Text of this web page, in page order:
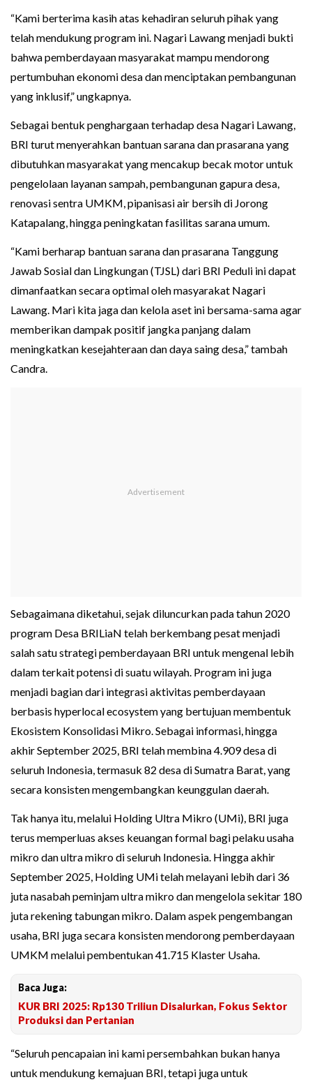
“Kami berterima kasih atas kehadiran seluruh pihak yang
telah mendukung program ini. Nagari Lawang menjadi bukti
bahwa pemberdayaan masyarakat mampu mendorong
pertumbuhan ekonomi desa dan menciptakan pembangunan
yang inklusif,” ungkapnya.
Sebagai bentuk penghargaan terhadap desa Nagari Lawang,
BRI turut menyerahkan bantuan sarana dan prasarana yang
dibutuhkan masyarakat yang mencakup becak motor untuk
pengelolaan layanan sampah, pembangunan gapura desa,
renovasi sentra UMKM, pipanisasi air bersih di Jorong
Katapalang, hingga peningkatan fasilitas sarana umum.
“Kami berharap bantuan sarana dan prasarana Tanggung
Jawab Sosial dan Lingkungan (TJSL) dari BRI Peduli ini dapat
dimanfaatkan secara optimal oleh masyarakat Nagari
Lawang. Mari kita jaga dan kelola aset ini bersama-sama agar
memberikan dampak positif jangka panjang dalam
meningkatkan kesejahteraan dan daya saing desa,” tambah
Candra.
Sebagaimana diketahui, sejak diluncurkan pada tahun 2020
program Desa BRILiaN telah berkembang pesat menjadi
salah satu strategi pemberdayaan BRI untuk mengenal lebih
dalam terkait potensi di suatu wilayah. Program ini juga
menjadi bagian dari integrasi aktivitas pemberdayaan
berbasis hyperlocal ecosystem yang bertujuan membentuk
Ekosistem Konsolidasi Mikro. Sebagai informasi, hingga
akhir September 2025, BRI telah membina 4.909 desa di
seluruh Indonesia, termasuk 82 desa di Sumatra Barat, yang
secara konsisten mengembangkan keunggulan daerah.
Tak hanya itu, melalui Holding Ultra Mikro (UMi), BRI juga
terus memperluas akses keuangan formal bagi pelaku usaha
mikro dan ultra mikro di seluruh Indonesia. Hingga akhir
September 2025, Holding UMi telah melayani lebih dari 36
juta nasabah peminjam ultra mikro dan mengelola sekitar 180
juta rekening tabungan mikro. Dalam aspek pengembangan
usaha, BRI juga secara konsisten mendorong pemberdayaan
UMKM melalui pembentukan 41.715 Klaster Usaha.
Baca Juga:
KUR BRI 2025: Rp130 Triliun Disalurkan, Fokus Sektor
Produksi dan Pertanian
“Seluruh pencapaian ini kami persembahkan bukan hanya
untuk mendukung kemajuan BRI, tetapi juga untuk